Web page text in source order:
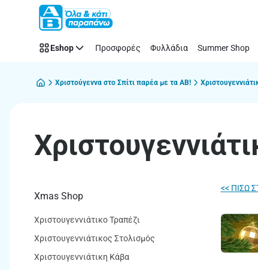
Παράλειψη
Χριστουγεννιάτικοι
Eshop Προσφορές Φυλλάδια Summer Shop
Χριστούγεννα στο Σπίτι παρέα με τα ΑΒ!
Xmas Shop
Χριστουγεννιάτικο Τραπέζι
Χριστουγεννιάτικος Στολισμός
Χριστουγεννιάτικη Κάβα
<< ΠΙΣΩ